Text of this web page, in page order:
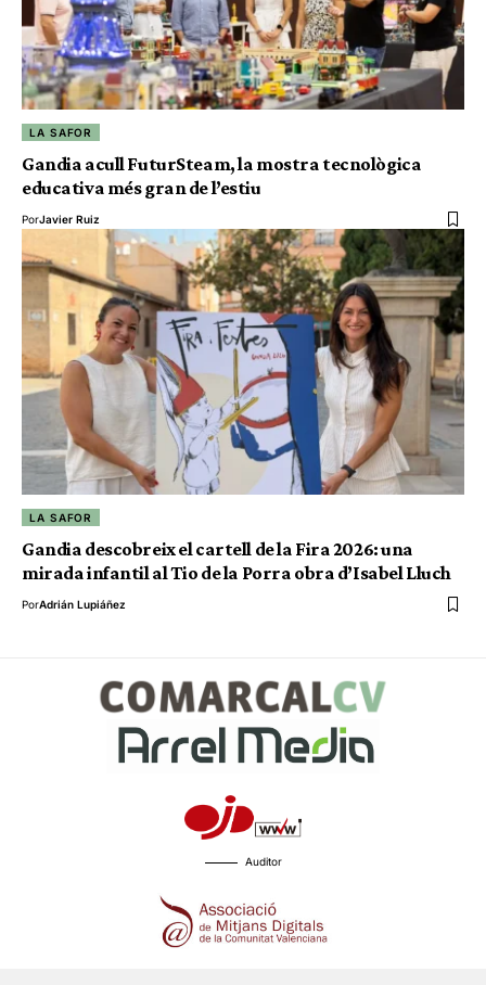
LA SAFOR
Gandia acull FuturSteam, la mostra tecnològica
educativa més gran de l’estiu
PorJavier Ruiz
LA SAFOR
Gandia descobreix el cartell de la Fira 2026: una
mirada infantil al Tio de la Porra obra d’Isabel Lluch
PorAdrián Lupiáñez
Auditor